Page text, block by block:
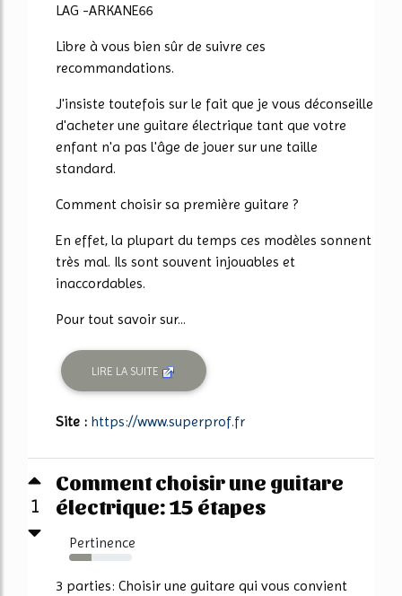
LAG -ARKANE66
Libre à vous bien sûr de suivre ces
recommandations.
J'insiste toutefois sur le fait que je vous déconseille
d'acheter une guitare électrique tant que votre
enfant n'a pas l'âge de jouer sur une taille
standard.
Comment choisir sa première guitare ?
En effet, la plupart du temps ces modèles sonnent
très mal. Ils sont souvent injouables et
inaccordables.
Pour tout savoir sur...
LIRE LA SUITE
Site : https://www.superprof.fr
1
Comment choisir une guitare
électrique: 15 étapes
Pertinence
35%
3 parties: Choisir une guitare qui vous convient